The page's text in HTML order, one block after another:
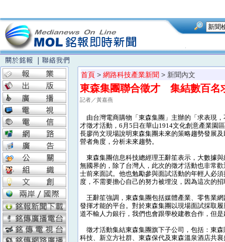
首頁 > 網路科技產業新聞 > 新聞內文
東森集團聯合徵才 集結數百名
記者／黃嘉燕
由台灣電商購物「東森集團」主辦的「求表現
才徵才活動，6月5日在華山1914文化創意產業園
長廖尚文現場說明東森集團未來的策略趨勢發展
營者角度，分析未來趨勢。
東森集團信息科技總經理王辭笙表示，大數據
無國界的，除了台灣人，此次的徵才活動也非常
士前來面試。他也勉勵參與面試活動的年輕人必
度，不需要擔心自己的努力被埋沒，因為這次的
王辭笙強調，東森集團包括媒體產業、零售業
發揮才能的平台。對於東森集團以現場面試採取
道不輸人力銀行，我們也會跟學校建教合作，但
徵才活動集結東森集團旗下子公司，包括：東
科技、新立方社群、東森保代及東森溫泉酒店共